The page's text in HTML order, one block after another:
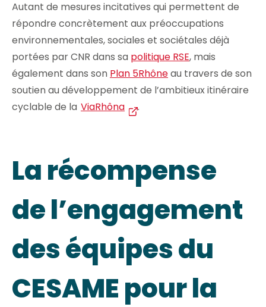
Autant de mesures incitatives qui permettent de
répondre concrètement aux préoccupations
environnementales, sociales et sociétales déjà
portées par CNR dans sa politique RSE, mais
également dans son Plan 5Rhôneau travers de son
soutien au développement de l’ambitieux itinéraire
cyclable de la ViaRhôna .
La récompense
de l’engagement
des équipes du
CESAME pour la